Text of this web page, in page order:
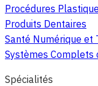
Procédures
Produits Dentaires
Santé Numérique et
Systèmes Complets
Spécialités